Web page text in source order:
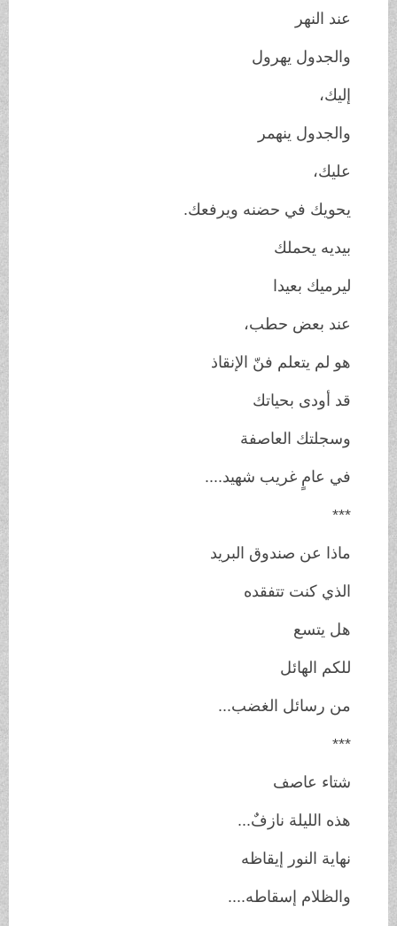
عند النهر
والجدول يهرول
إليك،
والجدول ينهمر
عليك،
يحويك في حضنه ويرفعك.
بيديه يحملك
ليرميك بعيدا
عند بعض حطب،
هو لم يتعلم فنّ الإنقاذ
قد أودى بحياتك
وسجلتك العاصفة
في عامٍ غريب شهيد....
***
ماذا عن صندوق البريد
الذي كنت تتفقده
هل يتسع
للكم الهائل
من رسائل الغضب...
***
شتاء عاصف
هذه الليلة نازفٌ...
نهاية النور إيقاظه
والظلام إسقاطه....